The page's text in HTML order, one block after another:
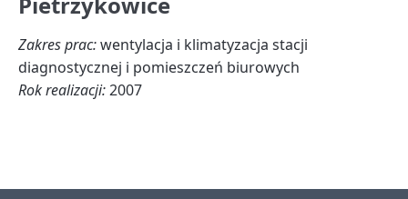
Zakres prac:wentylacja i klimatyzacja stacji
diagnostycznej i pomieszczeń biurowych
Rok realizacji:2007